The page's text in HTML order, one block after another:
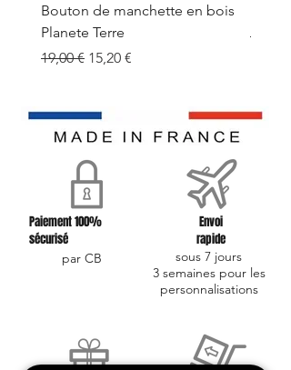
Bouton de manchette en bois
Planete Terre
Prix original
19,00 € Prix promotionnel
15,20 €
Prix
19,00 €
Paiement 100%
sécurisé
par CB
Envoi
rapide
sous 7 jours
3 semaines pour les
personnalisations